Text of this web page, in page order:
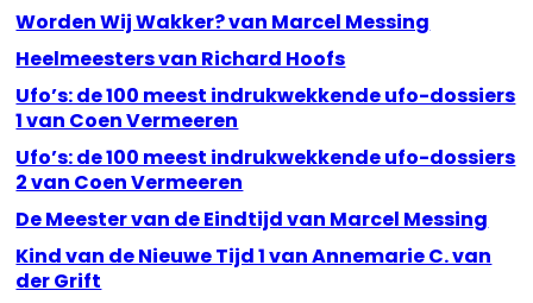
Worden Wij Wakker? van Marcel Messing
Heelmeesters van Richard Hoofs
Ufo’s: de 100 meest indrukwekkende ufo-dossiers
1 van Coen Vermeeren
Ufo’s: de 100 meest indrukwekkende ufo-dossiers
2 van Coen Vermeeren
De Meester van de Eindtijd van Marcel Messing
Kind van de Nieuwe Tijd 1 van Annemarie C. van
der Grift